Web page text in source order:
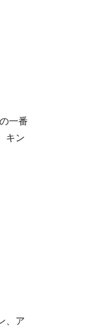
一番
キン
、ア